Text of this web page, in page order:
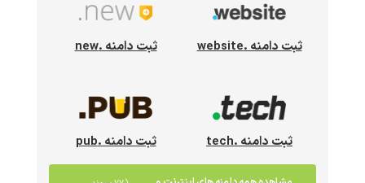
ثبت دامنه .website ثبت دامنه .new
ثبت دامنه .tech ثبت دامنه .pub